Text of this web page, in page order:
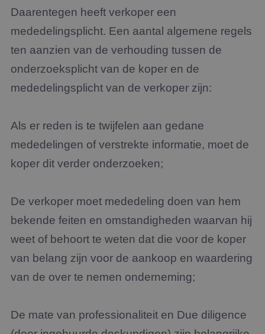
Daarentegen heeft verkoper een
mededelingsplicht. Een aantal algemene regels
ten aanzien van de verhouding tussen de
onderzoeksplicht van de koper en de
mededelingsplicht van de verkoper zijn:
Als er reden is te twijfelen aan gedane
mededelingen of verstrekte informatie, moet de
koper dit verder onderzoeken;
De verkoper moet mededeling doen van hem
bekende feiten en omstandigheden waarvan hij
weet of behoort te weten dat die voor de koper
van belang zijn voor de aankoop en waardering
van de over te nemen onderneming;
De mate van professionaliteit en Due diligence